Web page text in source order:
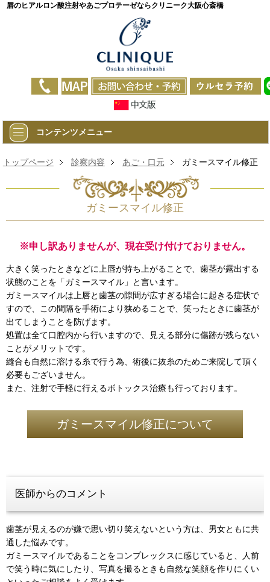
唇のヒアルロン酸注射やあごプロテーゼならクリニーク大阪心斎橋
コンテンツメニュー
トップページ 診察内容 あご・口元 ガミースマイル修正
ガミースマイル修正
※申し訳ありませんが、現在受け付けておりません。
大きく笑ったときなどに上唇が持ち上がることで、歯茎が露出する
状態のことを「ガミースマイル」と言います。
ガミースマイルは上唇と歯茎の隙間が広すぎる場合に起きる症状で
すので、この間隔を手術により狭めることで、笑ったときに歯茎が
出てしまうことを防げます。
処置は全て口腔内から行いますので、見える部分に傷跡が残らない
ことがメリットです。
縫合も自然に溶ける糸で行う為、術後に抜糸のためご来院して頂く
必要もございません。
また、注射で手軽に行えるボトックス治療も行っております。
ガミースマイル修正について
医師からのコメント
歯茎が見えるのが嫌で思い切り笑えないという方は、男女ともに共
通した悩みです。
ガミースマイルであることをコンプレックスに感じていると、人前
で笑う時に気にしたり、写真を撮るときも自然な笑顔を作りにくい